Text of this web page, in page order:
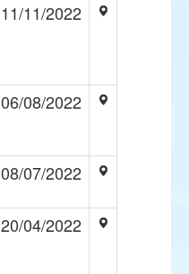
11/11/2022
06/08/2022
08/07/2022
20/04/2022